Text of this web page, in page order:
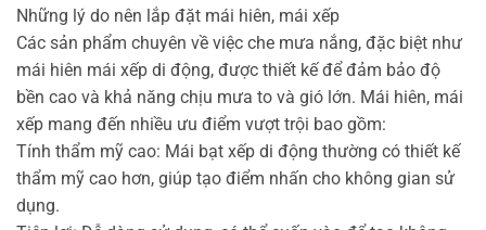
Những lý do nên lắp đặt mái hiên, mái xếp
Các sản phẩm chuyên về việc che mưa nắng, đặc biệt như
mái hiên mái xếp di động, được thiết kế để đảm bảo độ
bền cao và khả năng chịu mưa to và gió lớn. Mái hiên, mái
xếp mang đến nhiều ưu điểm vượt trội bao gồm:
Tính thẩm mỹ cao: Mái bạt xếp di động thường có thiết kế
thẩm mỹ cao hơn, giúp tạo điểm nhấn cho không gian sử
dụng.